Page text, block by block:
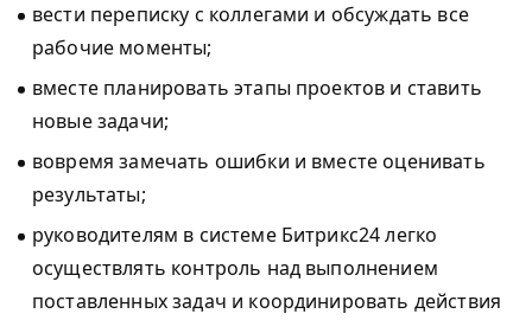
вести переписку с коллегами и обсуждать все
рабочие моменты;
вместе планировать этапы проектов и ставить
новые задачи;
вовремя замечать ошибки и вместе оценивать
результаты;
руководителям в системе Битрикс24 легко
осуществлять контроль над выполнением
поставленных задач и координировать действия